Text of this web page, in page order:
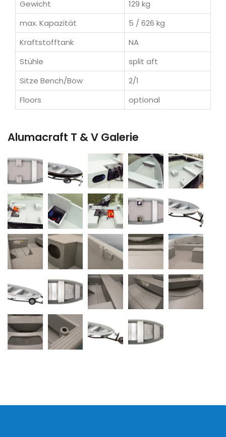
Gewicht
129 kg
max. Kapazität
5 / 626 kg
Kraftstofftank
NA
Stühle
split aft
Sitze Bench/Bow
2/1
Floors
optional
Alumacraft T & V Galerie